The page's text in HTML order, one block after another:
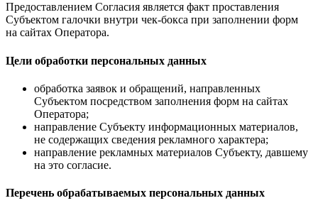
Предоставлением Согласия является факт проставления
Субъектом галочки внутри чек-бокса при заполнении форм
на сайтах Оператора.
Цели обработки персональных данных
обработка заявок и обращений, направленных
Субъектом посредством заполнения форм на сайтах
Оператора;
направление Субъекту информационных материалов,
не содержащих сведения рекламного характера;
направление рекламных материалов Субъекту, давшему
на это согласие.
Перечень обрабатываемых персональных данных